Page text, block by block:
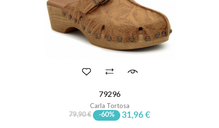
79296
Carla Tortosa
79,90 € -60% 31,96 €